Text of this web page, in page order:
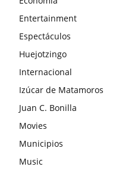
Entertainment
Espectáculos
Huejotzingo
Internacional
Izúcar de Matamoros
Juan C. Bonilla
Movies
Municipios
Music